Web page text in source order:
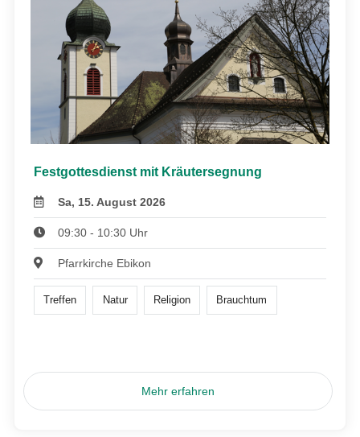
Festgottesdienst mit Kräutersegnung
Sa, 15. August 2026
09:30 - 10:30 Uhr
Pfarrkirche Ebikon
Treffen Natur Religion Brauchtum
Mehr erfahren